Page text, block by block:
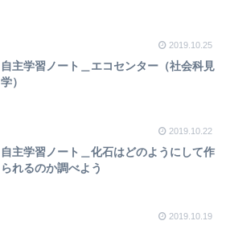
2019.10.25
自主学習ノート＿エコセンター（社会科見
学）
2019.10.22
自主学習ノート＿化石はどのようにして作
られるのか調べよう
2019.10.19